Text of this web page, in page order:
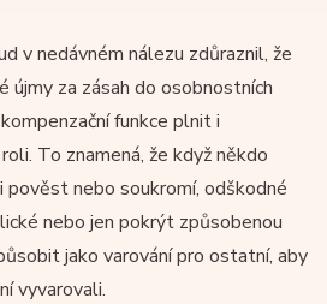
v nedávném nálezu zdůraznil, že
újmy za zásah do osobnostních
funkce plnit i
To znamená, že když někdo
pověst nebo soukromí, odškodné
nebo jen pokrýt způsobenou
jako varování pro ostatní, aby
vyvarovali.